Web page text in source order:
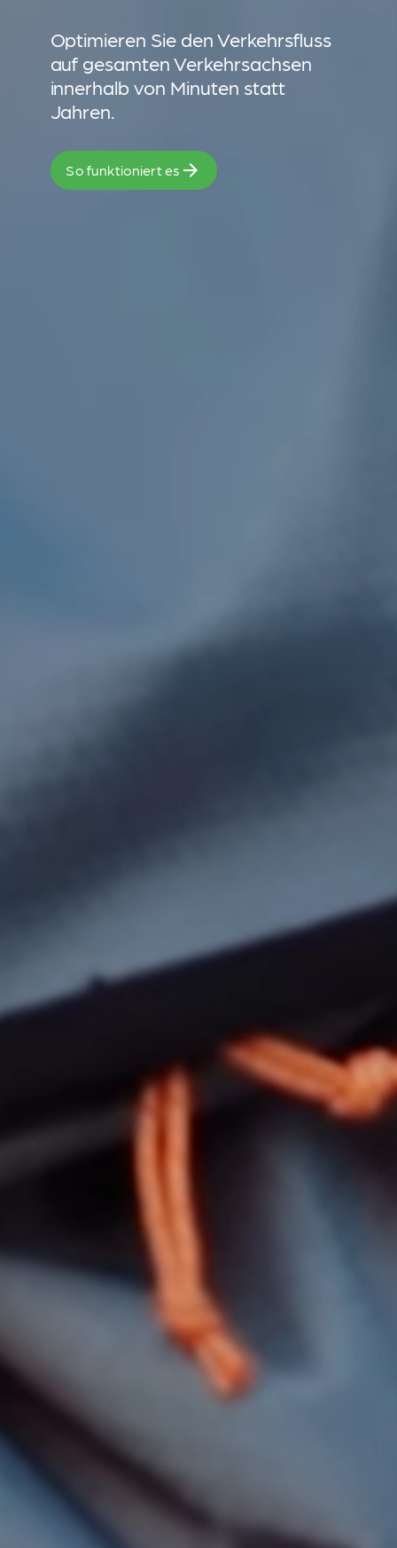
Optimieren Sie den Verkehrsfluss
auf gesamten Verkehrsachsen
innerhalb von Minuten statt
Jahren.
So funktioniert es